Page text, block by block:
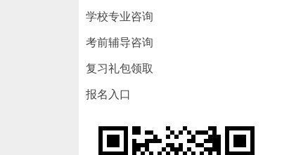
学校专业咨询
考前辅导咨询
复习礼包领取
报名入口